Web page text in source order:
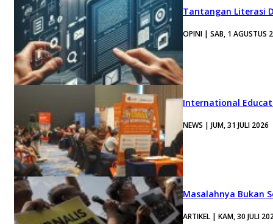
Tantangan Literasi
OPINI | SAB, 1 AGUSTUS
International
NEWS | JUM, 31 JULI 2026
Masalahnya Bukan
ARTIKEL | KAM, 30 JULI